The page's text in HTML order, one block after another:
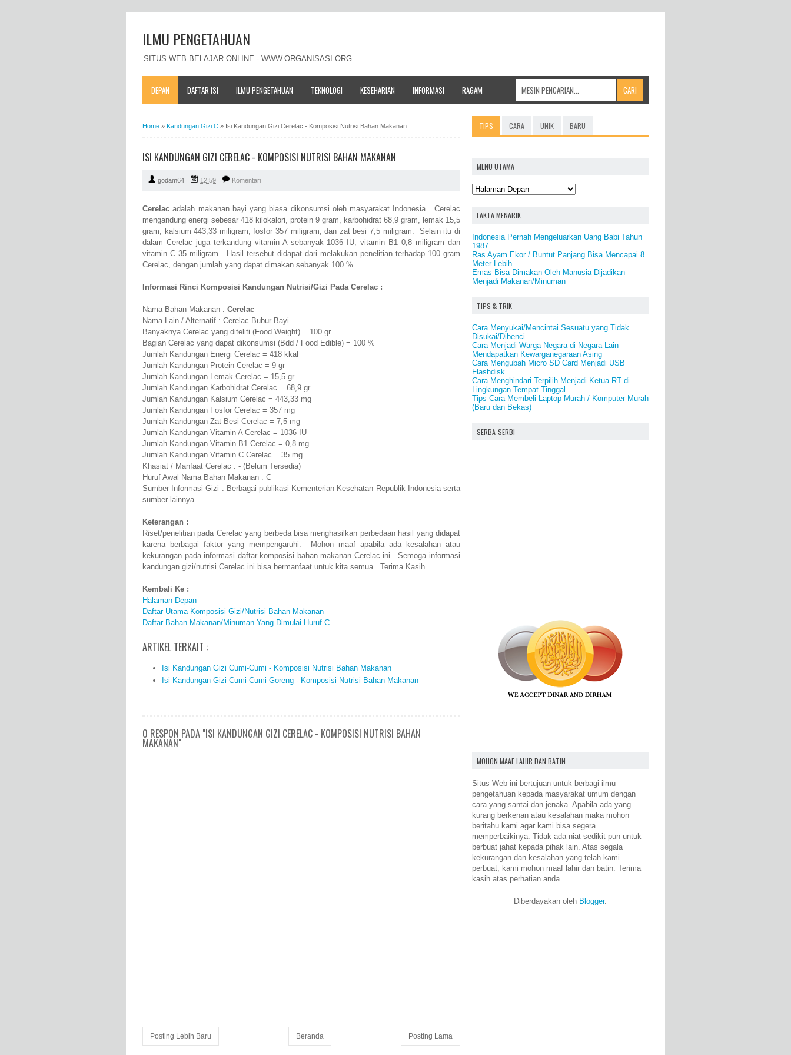
ILMU PENGETAHUAN
SITUS WEB BELAJAR ONLINE - WWW.ORGANISASI.ORG
DEPAN DAFTAR ISI ILMU PENGETAHUAN TEKNOLOGI KESEHARIAN INFORMASI RAGAM
Home » Kandungan Gizi C » Isi Kandungan Gizi Cerelac - Komposisi Nutrisi Bahan Makanan
ISI KANDUNGAN GIZI CERELAC - KOMPOSISI NUTRISI BAHAN MAKANAN
godam64 12:59 Komentari
Cerelac adalah makanan bayi yang biasa dikonsumsi oleh masyarakat Indonesia. Cerelac
mengandung energi sebesar 418 kilokalori, protein 9 gram, karbohidrat 68,9 gram, lemak 15,5
gram, kalsium 443,33 miligram, fosfor 357 miligram, dan zat besi 7,5 miligram. Selain itu di
dalam Cerelac juga terkandung vitamin A sebanyak 1036 IU, vitamin B1 0,8 miligram dan
vitamin C 35 miligram. Hasil tersebut didapat dari melakukan penelitian terhadap 100 gram
Cerelac, dengan jumlah yang dapat dimakan sebanyak 100 %.
Informasi Rinci Komposisi Kandungan Nutrisi/Gizi Pada Cerelac :
Nama Bahan Makanan : Cerelac
Nama Lain / Alternatif : Cerelac Bubur Bayi
Banyaknya Cerelac yang diteliti (Food Weight) = 100 gr
Bagian Cerelac yang dapat dikonsumsi (Bdd / Food Edible) = 100 %
Jumlah Kandungan Energi Cerelac = 418 kkal
Jumlah Kandungan Protein Cerelac = 9 gr
Jumlah Kandungan Lemak Cerelac = 15,5 gr
Jumlah Kandungan Karbohidrat Cerelac = 68,9 gr
Jumlah Kandungan Kalsium Cerelac = 443,33 mg
Jumlah Kandungan Fosfor Cerelac = 357 mg
Jumlah Kandungan Zat Besi Cerelac = 7,5 mg
Jumlah Kandungan Vitamin A Cerelac = 1036 IU
Jumlah Kandungan Vitamin B1 Cerelac = 0,8 mg
Jumlah Kandungan Vitamin C Cerelac = 35 mg
Khasiat / Manfaat Cerelac : - (Belum Tersedia)
Huruf Awal Nama Bahan Makanan : C
Sumber Informasi Gizi : Berbagai publikasi Kementerian Kesehatan Republik Indonesia serta
sumber lainnya.
Keterangan :
Riset/penelitian pada Cerelac yang berbeda bisa menghasilkan perbedaan hasil yang didapat
karena berbagai faktor yang mempengaruhi. Mohon maaf apabila ada kesalahan atau
kekurangan pada informasi daftar komposisi bahan makanan Cerelac ini. Semoga informasi
kandungan gizi/nutrisi Cerelac ini bisa bermanfaat untuk kita semua. Terima Kasih.
Kembali Ke :
Halaman Depan
Daftar Utama Komposisi Gizi/Nutrisi Bahan Makanan
Daftar Bahan Makanan/Minuman Yang Dimulai Huruf C
ARTIKEL TERKAIT :
Isi Kandungan Gizi Cumi-Cumi - Komposisi Nutrisi Bahan Makanan
Isi Kandungan Gizi Cumi-Cumi Goreng - Komposisi Nutrisi Bahan Makanan
0 RESPON PADA "ISI KANDUNGAN GIZI CERELAC - KOMPOSISI NUTRISI BAHAN
MAKANAN"
Posting Lebih Baru Posting Lama
Beranda
TIPS CARA UNIK BARU
MENU UTAMA
FAKTA MENARIK
Indonesia Pernah Mengeluarkan Uang Babi Tahun
1987
Ras Ayam Ekor / Buntut Panjang Bisa Mencapai 8
Meter Lebih
Emas Bisa Dimakan Oleh Manusia Dijadikan
Menjadi Makanan/Minuman
TIPS & TRIK
Cara Menyukai/Mencintai Sesuatu yang Tidak
Disukai/Dibenci
Cara Menjadi Warga Negara di Negara Lain
Mendapatkan Kewarganegaraan Asing
Cara Mengubah Micro SD Card Menjadi USB
Flashdisk
Cara Menghindari Terpilih Menjadi Ketua RT di
Lingkungan Tempat Tinggal
Tips Cara Membeli Laptop Murah / Komputer Murah
(Baru dan Bekas)
SERBA-SERBI
MOHON MAAF LAHIR DAN BATIN
Situs Web ini bertujuan untuk berbagi ilmu
pengetahuan kepada masyarakat umum dengan
cara yang santai dan jenaka. Apabila ada yang
kurang berkenan atau kesalahan maka mohon
beritahu kami agar kami bisa segera
memperbaikinya. Tidak ada niat sedikit pun untuk
berbuat jahat kepada pihak lain. Atas segala
kekurangan dan kesalahan yang telah kami
perbuat, kami mohon maaf lahir dan batin. Terima
kasih atas perhatian anda.
Diberdayakan oleh Blogger.